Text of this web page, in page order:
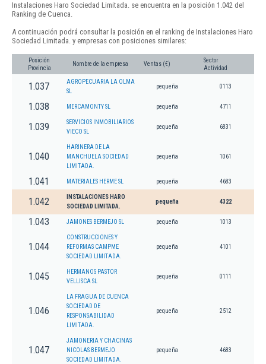
Instalaciones Haro Sociedad Limitada. se encuentra en la posición 1.042 del
Ranking de Cuenca.
A continuación podrá consultar la posición en el ranking de Instalaciones Haro
Sociedad Limitada. y empresas con posiciones similares:
Posición
Provincia
Nombre de la empresa Ventas (€)
Sector
Actividad
1.037
AGROPECUARIA LA OLMA
SL
pequeña 0113
1.038 MERCAMONTY SL pequeña 4711
1.039
SERVICIOS INMOBILIARIOS
VIECO SL
pequeña 6831
1.040
HARINERA DE LA
MANCHUELA SOCIEDAD
LIMITADA.
pequeña 1061
1.041 MATERIALES HERME SL pequeña 4683
1.042
INSTALACIONES HARO
SOCIEDAD LIMITADA.
pequeña 4322
1.043 JAMONES BERMEJO SL pequeña 1013
1.044
CONSTRUCCIONES Y
REFORMAS CAMPME
SOCIEDAD LIMITADA.
pequeña 4101
1.045
HERMANOS PASTOR
VELLISCA SL
pequeña 0111
1.046
LA FRAGUA DE CUENCA
SOCIEDAD DE
RESPONSABILIDAD
LIMITADA.
pequeña 2512
1.047
JAMONERIA Y CHACINAS
NICOLAS BERMEJO
SOCIEDAD LIMITADA.
pequeña 4683